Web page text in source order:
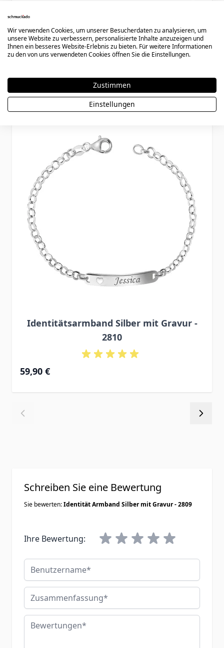
Armbandlänge vor der Bestellung sorgfältig zu
prüfen.
Weitere Varianten
Identitätsarmband Silber mit Gravur -
2810
59,90 €
Schreiben Sie eine Bewertung
Sie bewerten:Identität Armband Silber mit Gravur - 2809
Ihre Bewertung:
Benutzername
Zusammenfassung
Bewertungen
Wir verwenden Cookies, um unserer Besucherdaten zu analysieren, um
unsere Website zu verbessern, personalisierte Inhalte anzuzeigen und
Ihnen ein besseres Website-Erlebnis zu bieten. Für weitere Informationen
zu den von uns verwendeten Cookies öffnen Sie die Einstellungen.
Zustimmen
Einstellungen